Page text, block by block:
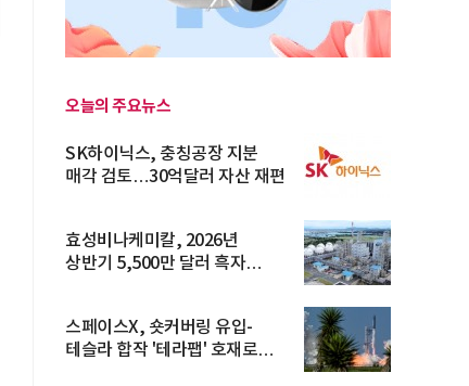
오늘의 주요뉴스
SK하이닉스, 충칭공장 지분
매각 검토…30억달러 자산 재편
효성비나케미칼, 2026년
상반기 5,500만 달러 흑자
스페이스X, 숏커버링 유입-
테슬라 합작 '테라팹' 호재로